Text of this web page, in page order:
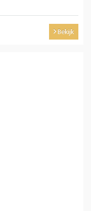
Bekijk